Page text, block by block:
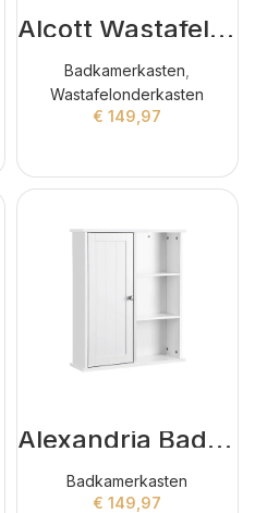
Alcott Wastafelonderkasten Wit
Badkamerkasten
Wastafelonderkasten
€ 149,97
Alexandria Badkamerkasten Wit
Badkamerkasten
€ 149,97